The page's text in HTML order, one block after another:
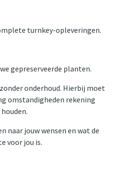
turnkey-opleveringen.
gepreserveerde planten.
onderhoud. Hierbij moet
omstandigheden rekening
houden.
naar jouw wensen en wat de
voor jou is.